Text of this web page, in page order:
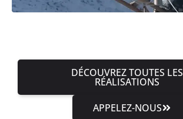
DÉCOUVREZ TOUTES LES
RÉALISATIONS
APPELEZ-NOUS